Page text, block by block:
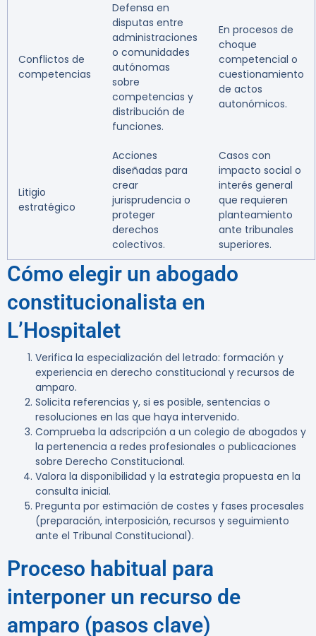
Conflictos de
competencias
Defensa en
disputas entre
administraciones
o comunidades
autónomas
sobre
competencias y
distribución de
funciones.
En procesos de
choque
competencial o
cuestionamiento
de actos
autonómicos.
Litigio
estratégico
Acciones
diseñadas para
crear
jurisprudencia o
proteger
derechos
colectivos.
Casos con
impacto social o
interés general
que requieren
planteamiento
ante tribunales
superiores.
Cómo elegir un abogado
constitucionalista en
L’Hospitalet
Verifica la especialización del letrado: formación y
experiencia en derecho constitucional y recursos de
amparo.
Solicita referencias y, si es posible, sentencias o
resoluciones en las que haya intervenido.
Comprueba la adscripción a un colegio de abogados y
la pertenencia a redes profesionales o publicaciones
sobre Derecho Constitucional.
Valora la disponibilidad y la estrategia propuesta en la
consulta inicial.
Pregunta por estimación de costes y fases procesales
(preparación, interposición, recursos y seguimiento
ante el Tribunal Constitucional).
Proceso habitual para
interponer un recurso de
amparo (pasos clave)